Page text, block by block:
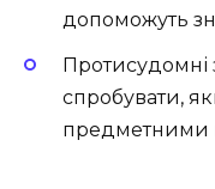
допоможуть
Протисудомні
спробувати,
предметними